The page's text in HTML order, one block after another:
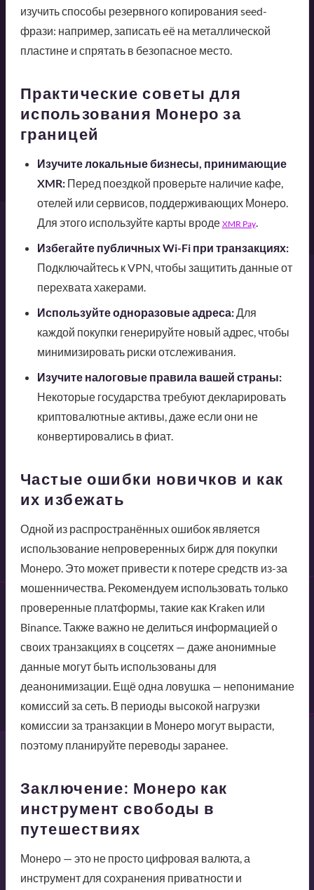
изучить способы резервного копирования seed-
фрази: например, записать её на металлической
пластине и спрятать в безопасное место.
Практические советы для
использования Монеро за
границей
Изучите локальные бизнесы, принимающие
XMR:Перед поездкой проверьте наличие кафе,
отелей или сервисов, поддерживающих Монеро.
Для этого используйте карты вроде XMR Pay.
Избегайте публичных Wi-Fi при транзакциях:
Подключайтесь к VPN, чтобы защитить данные от
перехвата хакерами.
Используйте одноразовые адреса:Для
каждой покупки генерируйте новый адрес, чтобы
минимизировать риски отслеживания.
Изучите налоговые правила вашей страны:
Некоторые государства требуют декларировать
криптовалютные активы, даже если они не
конвертировались в фиат.
Частые ошибки новичков и как
их избежать
Одной из распространённых ошибок является
использование непроверенных бирж для покупки
Монеро. Это может привести к потере средств из-за
мошенничества. Рекомендуем использовать только
проверенные платформы, такие как Kraken или
Binance. Также важно не делиться информацией о
своих транзакциях в соцсетях — даже анонимные
данные могут быть использованы для
деанонимизации. Ещё одна ловушка — непонимание
комиссий за сеть. В периоды высокой нагрузки
комиссии за транзакции в Монеро могут вырасти,
поэтому планируйте переводы заранее.
Заключение: Монеро как
инструмент свободы в
путешествиях
Монеро — это не просто цифровая валюта, а
инструмент для сохранения приватности и